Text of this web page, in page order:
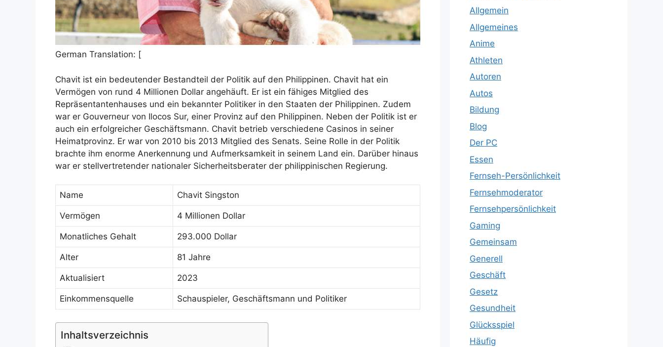
German Translation: [
Chavit ist ein bedeutender Bestandteil der Politik auf den Philippinen. Chavit hat ein
Vermögen von rund 4 Millionen Dollar angehäuft. Er ist ein fähiges Mitglied des
Repräsentantenhauses und ein bekannter Politiker in den Staaten der Philippinen. Zudem
war er Gouverneur von Ilocos Sur, einer Provinz auf den Philippinen. Neben der Politik ist er
auch ein erfolgreicher Geschäftsmann. Chavit betrieb verschiedene Casinos in seiner
Heimatprovinz. Er war von 2010 bis 2013 Mitglied des Senats. Seine Rolle in der Politik
brachte ihm enorme Anerkennung und Aufmerksamkeit in seinem Land ein. Darüber hinaus
war er stellvertretender nationaler Sicherheitsberater der philippinischen Regierung.
Name Chavit Singston
Vermögen 4 Millionen Dollar
Monatliches Gehalt 293.000 Dollar
Alter 81 Jahre
Aktualisiert 2023
Einkommensquelle Schauspieler, Geschäftsmann und Politiker
Inhaltsverzeichnis
Allgemein
Allgemeines
Anime
Athleten
Autoren
Autos
Bildung
Blog
Der PC
Essen
Fernseh-Persönlichkeit
Fernsehmoderator
Fernsehpersönlichkeit
Gaming
Gemeinsam
Generell
Geschäft
Gesetz
Gesundheit
Glücksspiel
Häufig